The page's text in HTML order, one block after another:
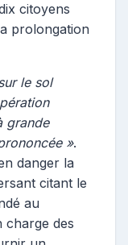
citoyens
prolongation
le sol
grande
».
danger la
citant le
au
charge des